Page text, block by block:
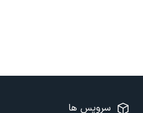
سرویس ها